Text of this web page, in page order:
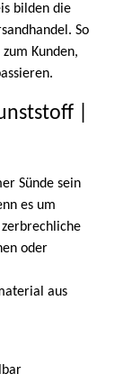
bilden die
So
Kunden,
|
Sünde sein
es um
oder
aus